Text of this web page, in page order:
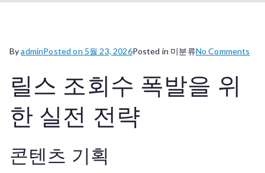
ByadminPosted on 5월 23, 2026Posted in 미분류No Comments
릴스 조회수 폭발을 위
한 실전 전략
콘텐츠 기획